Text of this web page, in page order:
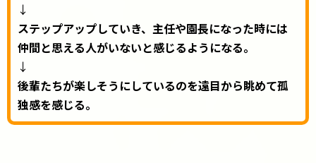
↓
ステップアップしていき、主任や園長になった時には
仲間と思える人がいないと感じるようになる。
↓
後輩たちが楽しそうにしているのを遠目から眺めて孤
独感を感じる。